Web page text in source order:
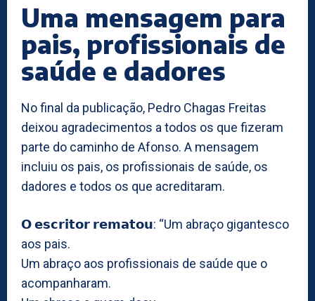
Uma mensagem para
pais, profissionais de
saúde e dadores
No final da publicação, Pedro Chagas Freitas
deixou agradecimentos a todos os que fizeram
parte do caminho de Afonso. A mensagem
incluiu os pais, os profissionais de saúde, os
dadores e todos os que acreditaram.
𝗢 𝗲𝘀𝗰𝗿𝗶𝘁𝗼𝗿 𝗿𝗲𝗺𝗮𝘁𝗼𝘂: “Um abraço gigantesco
aos pais.
Um abraço aos profissionais de saúde que o
acompanharam.